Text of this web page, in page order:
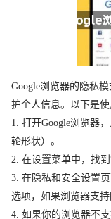
Google浏览器的隐私
护个人信息。以下是使
1. 打开Google浏览器
轮形状）。
2. 在设置菜单中，找
3. 在隐私和安全设置
选项，如果浏览器支
4. 如果你的浏览器不